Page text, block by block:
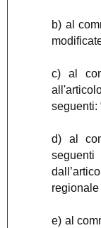
b) al
c) al
seguenti:
d) al
regionale
e) al